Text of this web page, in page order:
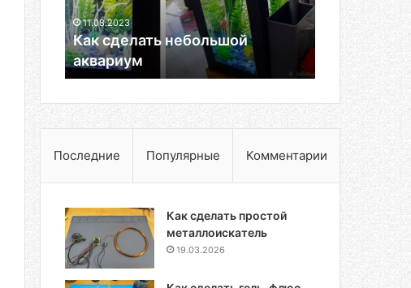
11.08.2023
Как сделать небольшой
аквариум
Последние Популярные Комментарии
Как сделать простой
металлоискатель
19.03.2026